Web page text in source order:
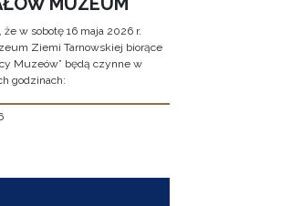
w sobotę 16 maja 2026 r.
Ziemi Tarnowskiej biorące
Muzeów” będą czynne w
godzinach: